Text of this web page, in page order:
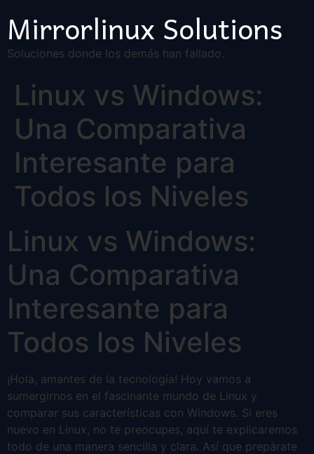
Mirrorlinux Solutions
Soluciones donde los demás han fallado.
Linux vs Windows:
Una Comparativa
Interesante para
Todos los Niveles
Linux vs Windows:
Una Comparativa
Interesante para
Todos los Niveles
¡Hola, amantes de la tecnología! Hoy vamos a
sumergirnos en el fascinante mundo de Linux y
comparar sus características con Windows. Si eres
nuevo en Linux, no te preocupes, aquí te explicaremos
todo de una manera sencilla y clara. Así que prepárate